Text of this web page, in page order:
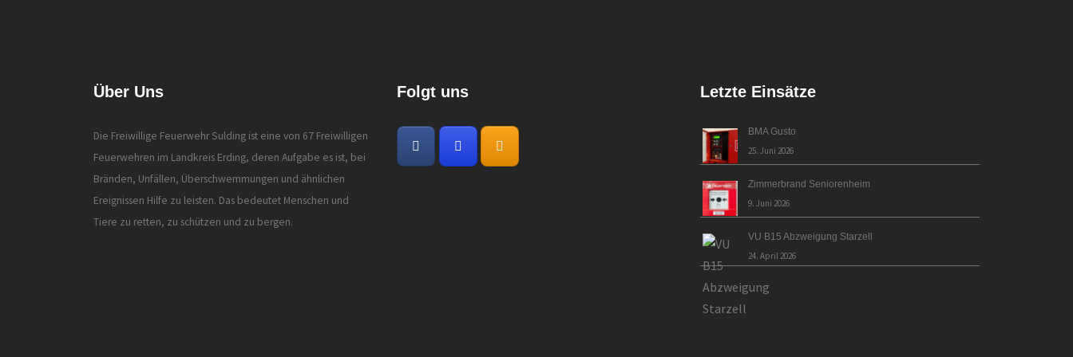
Über Uns
Die Freiwillige Feuerwehr Sulding ist eine von 67 Freiwilligen
Feuerwehren im Landkreis Erding, deren Aufgabe es ist, bei
Bränden, Unfällen, Überschwemmungen und ähnlichen
Ereignissen Hilfe zu leisten. Das bedeutet Menschen und
Tiere zu retten, zu schützen und zu bergen.
Folgt uns Letzte Einsätze
BMA Gusto
25. Juni 2026
Zimmerbrand Seniorenheim
9. Juni 2026
VU B15 Abzweigung Starzell
24. April 2026